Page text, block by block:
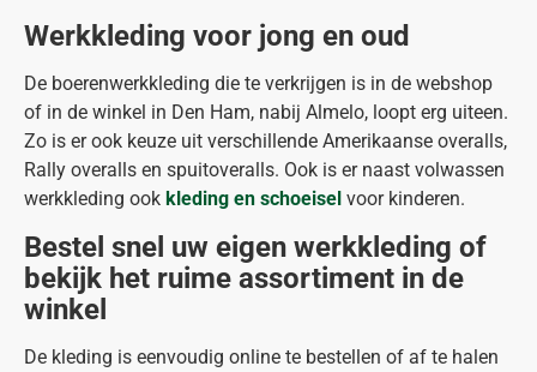
Werkkleding voor jong en oud
De boerenwerkkleding die te verkrijgen is in de webshop
of in de winkel in Den Ham, nabij Almelo, loopt erg uiteen.
Zo is er ook keuze uit verschillende Amerikaanse overalls,
Rally overalls en spuitoveralls. Ook is er naast volwassen
werkkleding ook kleding en schoeisel voor kinderen.
Bestel snel uw eigen werkkleding of
bekijk het ruime assortiment in de
winkel
De kleding is eenvoudig online te bestellen of af te halen